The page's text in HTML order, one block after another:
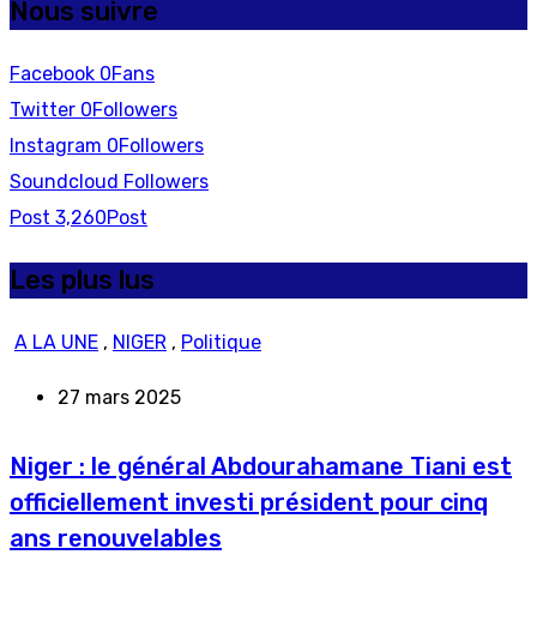
Nous suivre
Facebook 0Fans
Twitter 0Followers
Instagram 0Followers
Soundcloud Followers
Post 3,260Post
Les plus lus
A LA UNE , NIGER , Politique
27 mars 2025
Niger : le général Abdourahamane Tiani est
officiellement investi président pour cinq
ans renouvelables